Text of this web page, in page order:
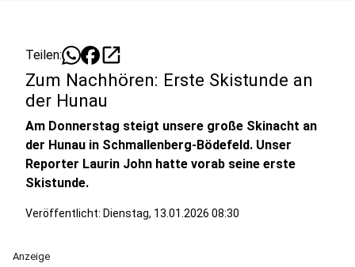
Teilen: open_in_new
Zum Nachhören: Erste Skistunde an
der Hunau
Am Donnerstag steigt unsere große Skinacht an
der Hunau in Schmallenberg-Bödefeld. Unser
Reporter Laurin John hatte vorab seine erste
Skistunde.
Veröffentlicht: Dienstag, 13.01.2026 08:30
Anzeige